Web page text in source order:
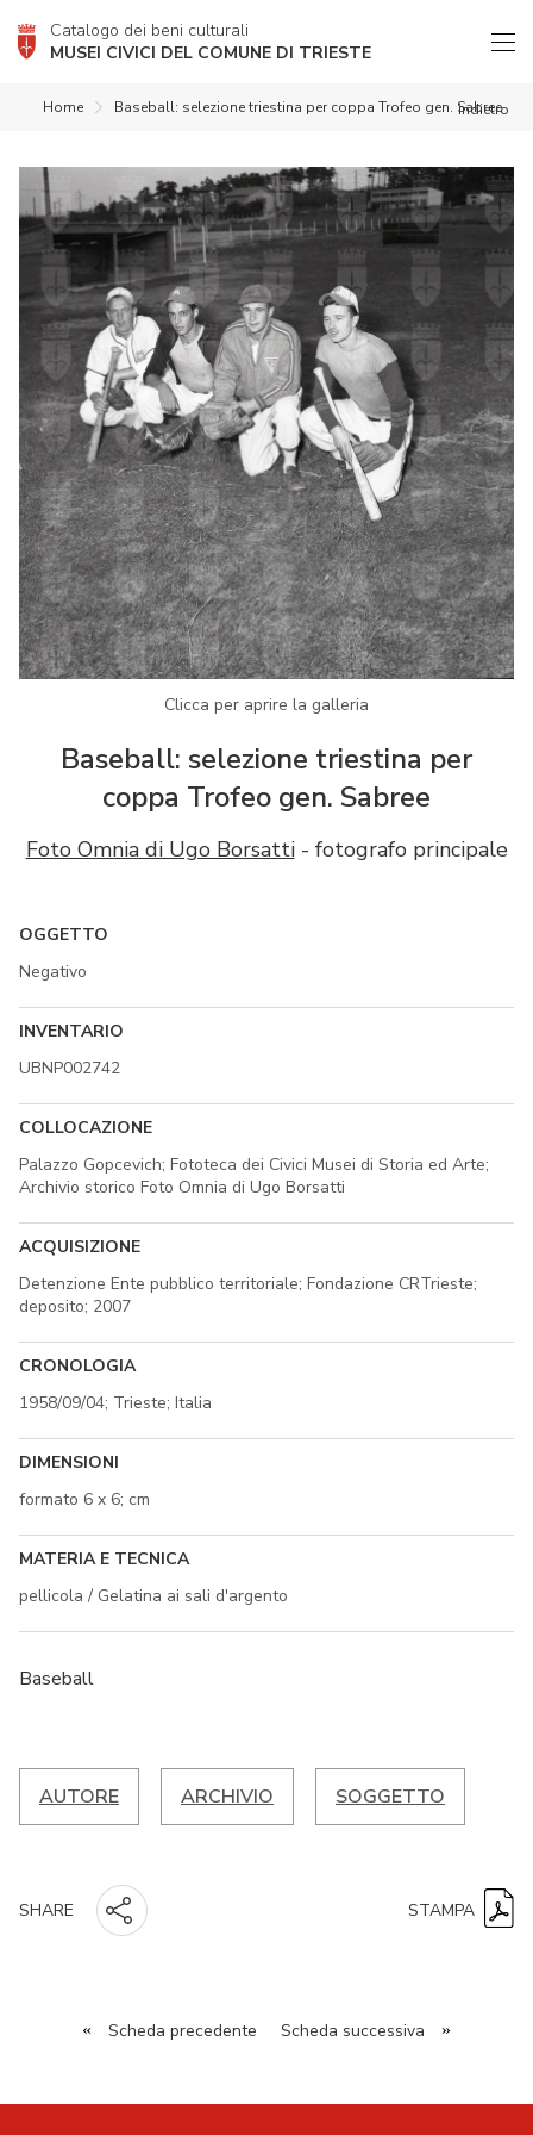
Catalogo dei beni culturali
MUSEI CIVICI DEL COMUNE DI TRIESTE
indietro
Home Baseball: selezione triestina per coppa Trofeo gen. Sabree
Clicca per aprire la galleria
Baseball: selezione triestina per
coppa Trofeo gen. Sabree
Foto Omnia di Ugo Borsatti- fotografo principale
OGGETTO
Negativo
INVENTARIO
UBNP002742
COLLOCAZIONE
Palazzo Gopcevich; Fototeca dei Civici Musei di Storia ed Arte;
Archivio storico Foto Omnia di Ugo Borsatti
ACQUISIZIONE
Detenzione Ente pubblico territoriale; Fondazione CRTrieste;
deposito; 2007
CRONOLOGIA
1958/09/04; Trieste; Italia
DIMENSIONI
formato 6 x 6; cm
MATERIA E TECNICA
pellicola / Gelatina ai sali d'argento
Baseball
AUTORE ARCHIVIO SOGGETTO
SHARE STAMPA
« Scheda precedente Scheda successiva »